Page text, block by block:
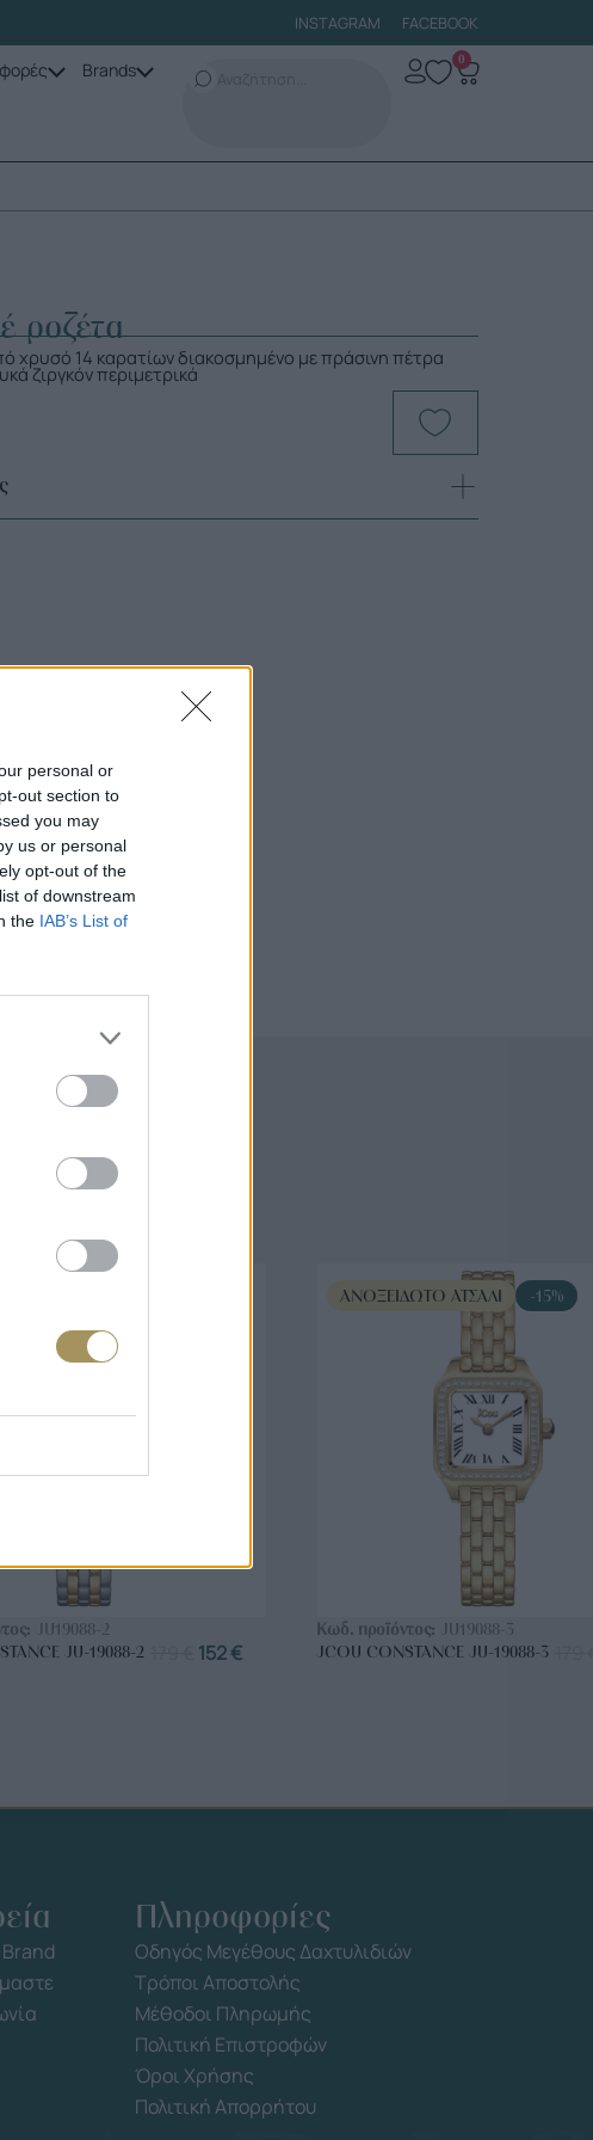
personal or
out section to
you may
us or personal
opt-out of the
of downstream
the IAB’s List of
INSTAGRAM FACEBOOK
Brands 0
ροζέτα
χρυσό 14 καρατίων διακοσμημένο με πράσινη πέτρα
ζιργκόν περιμετρικά
ΑΓΟΡΑ ΤΩΡΑ
JU19088-2
JU-19088-2
152€
ΑΓΟΡΑ ΤΩΡΑ
ΑΝΟΞΕΊΔΩΤΟ ΑΤΣΆΛΙ -15%
Κωδ. προϊόντος: JU19088-3
JCOU CONSTANCE JU-19088-3
Πληροφορίες
Οδηγός Μεγέθους Δαχτυλιδιών
Τρόποι Αποστολής
Μέθοδοι Πληρωμής
Πολιτική Επιστροφών
Όροι Χρήσης
Πολιτική Απορρήτου